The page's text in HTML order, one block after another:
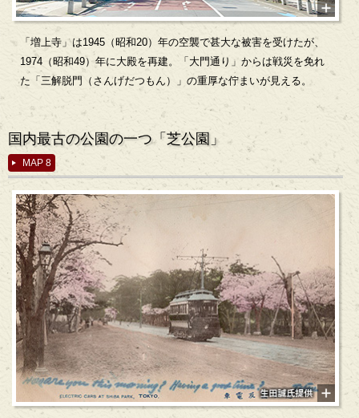
「増上寺」は1945（昭和20）年の空襲で甚大な被害を受けたが、
1974（昭和49）年に大殿を再建。「大門通り」からは戦災を免れ
た「三解脱門（さんげだつもん）」の重厚な佇まいが見える。
国内最古の公園の一つ「芝公園」
MAP 8